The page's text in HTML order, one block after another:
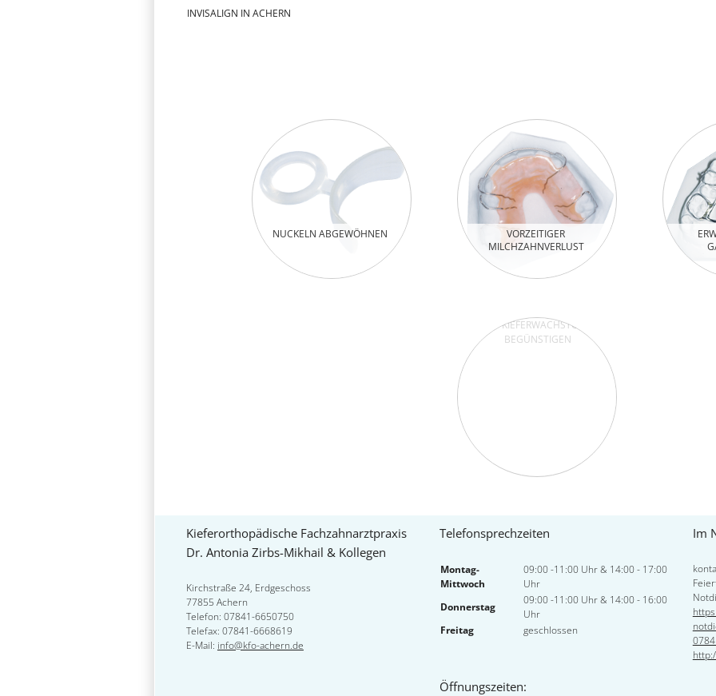
INVISALIGN IN ACHERN
NUCKELN ABGEWÖHNEN
VORZEITIGER
MILCHZAHNVERLUST
Kieferorthopädische Fachzahnarztpraxis
Dr. Antonia Zirbs-Mikhail & Kollegen
Kirchstraße 24, Erdgeschoss
77855 Achern
Telefon: 07841-6650750
Telefax: 07841-6668619
E-Mail: info@kfo-achern.de
Telefonsprechzeiten
Montag-
Mittwoch
09:00 -11:00 Uhr & 14:00 - 17:00
Uhr
Donnerstag
09:00 -11:00 Uhr & 14:00 - 16:00
Uhr
Freitag
geschlossen
Öffnungszeiten:
Im